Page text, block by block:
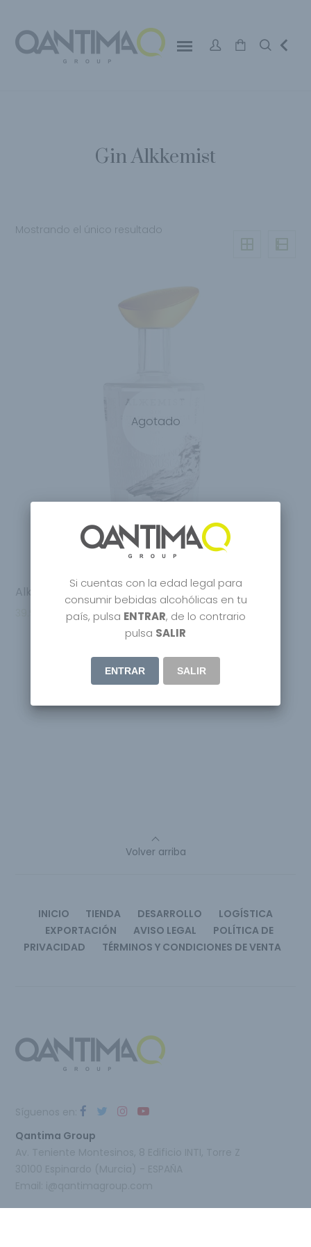
Gin Alkkemist
Mostrando el único resultado
Agotado
Alkkemist Gin Distilled Of The Full Moon
Volver arriba
INICIO TIENDA DESARROLLO
LOGÍSTICA
EXPORTACIÓN
AVISO LEGAL
POLÍTICA DE
PRIVACIDAD
TÉRMINOS Y CONDICIONES DE VENTA
Qantima Group
Si cuentas con la edad legal para
consumir bebidas alcohólicas en tu
país, pulsa ENTRAR, de lo contrario
pulsa SALIR
ENTRAR SALIR